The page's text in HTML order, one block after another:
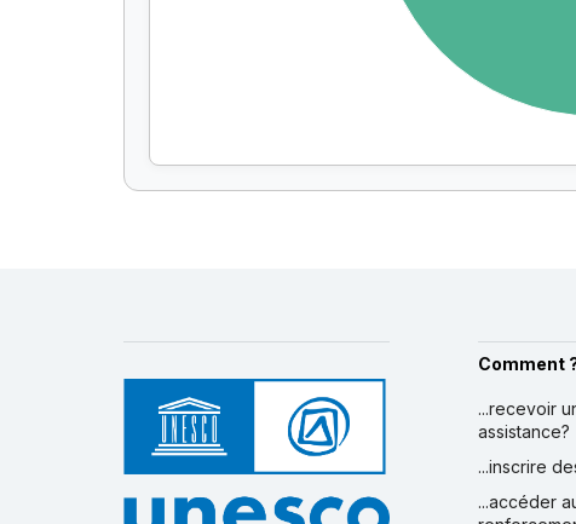
Comment
...recevoir
assistance?
...inscrire
...accéder